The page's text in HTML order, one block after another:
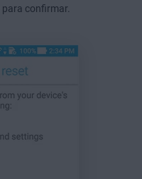
para confirmar.